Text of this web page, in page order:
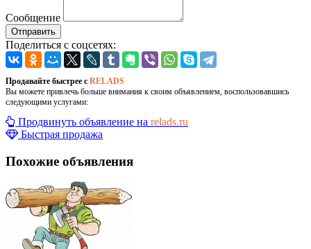
Сообщение
Отправить
Поделиться с соцсетях:
Продавайте быстрее с RELADS
Вы можете привлечь больше внимания к своим объявлением, воспользовавшись
следующими услугами:
Продвинуть объявление на relads.ru
Быстрая продажа
Похожие объявления